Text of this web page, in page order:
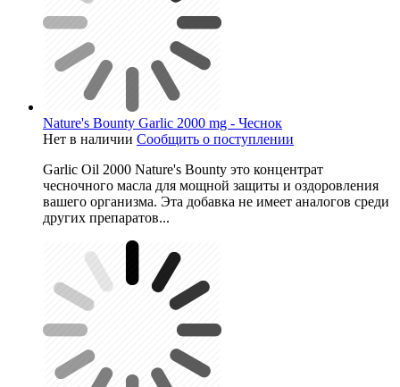
Nature's Bounty Garlic 2000 mg - Чеснок
Нет в наличии Сообщить о поступлении
Garlic Oil 2000 Nature's Bounty это концентрат
чесночного масла для мощной защиты и оздоровления
вашего организма. Эта добавка не имеет аналогов среди
других препаратов...